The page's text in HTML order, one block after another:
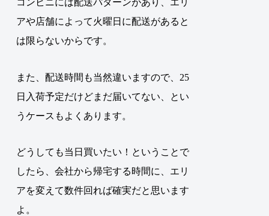
アや店舗によって火曜日に配送があると
は限らないからです。
また、配送時間も当然違いますので、25
日入荷予定だけどまだ届いてない、とい
うケースもよくあります。
どうしても当日買いたい！ということで
したら、会社から帰宅する時間に、エリ
アを変えて数件回れば確実だと思います
よ。